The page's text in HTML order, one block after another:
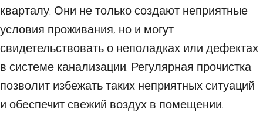
кварталу. Они не только создают неприятные
условия проживания, но и могут
свидетельствовать о неполадках или дефектах
в системе канализации. Регулярная прочистка
позволит избежать таких неприятных ситуаций
и обеспечит свежий воздух в помещении.